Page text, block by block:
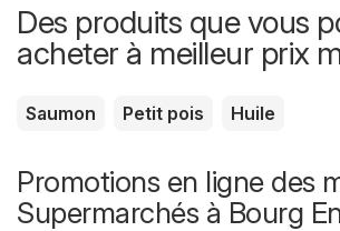
Des produits que vous
acheter à meilleur prix
Saumon Petit pois Huile
Promotions en ligne des
Supermarchés à Bourg